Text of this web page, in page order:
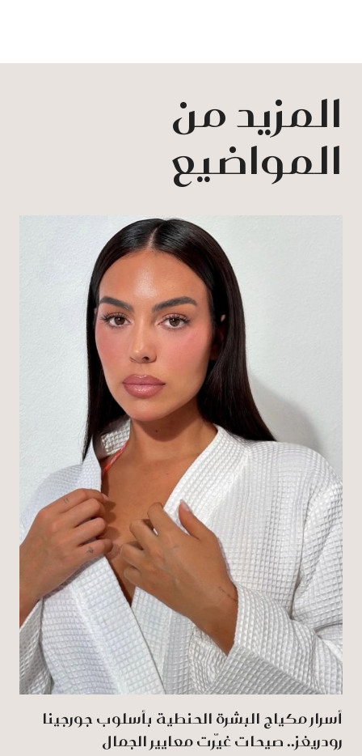
المزيد من
المواضيع
أسرار مكياج البشرة الحنطية بأسلوب جورجينا
رودريغز.. صيحات غيّرت معايير الجمال